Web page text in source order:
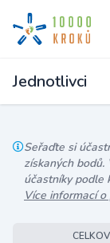
Jednotlivci
Seřaďte si
získaných
účastníky podle
Více informací